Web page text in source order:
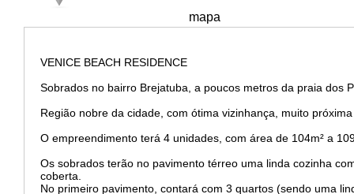
mapa
VENICE BEACH RESIDENCE
Sobrados no bairro Brejatuba, a poucos metros da praia dos
Região nobre da cidade, com ótima vizinhança, muito
O empreendimento terá 4 unidades, com área de 104m² a
Os sobrados terão no pavimento térreo uma linda cozinha
coberta.
No primeiro pavimento, contará com 3 quartos (sendo uma